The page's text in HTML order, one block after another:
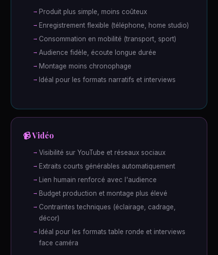
Produit plus simple, moins coûteux
Enregistrement flexible (téléphone, home studio)
Consommation en mobilité (transport, sport)
Audience fidèle, écoute longue durée
Montage moins chronophage
Idéal pour les formats narratifs et interviews
📹 Vidéo
Visibilité sur YouTube et réseaux sociaux
Extraits courts générables automatiquement
Lien humain renforcé avec l'audience
Budget production et montage plus élevé
Contraintes techniques (éclairage, cadrage,
décor)
Idéal pour les formats table ronde et interviews
face caméra